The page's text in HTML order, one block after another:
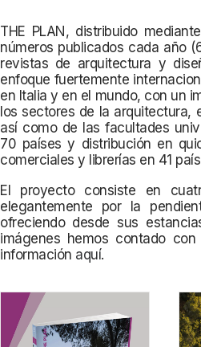
THE PLAN, distribuido
números publicados cada año
revistas de arquitectura y
enfoque fuertemente
en Italia y en el mundo, con un
los sectores de la arquitectura,
así como de las facultades
70 países y distribución en
comerciales y librerías en 41
El proyecto consiste en
elegantemente por la
ofreciendo desde sus
imágenes hemos contado
información aquí.